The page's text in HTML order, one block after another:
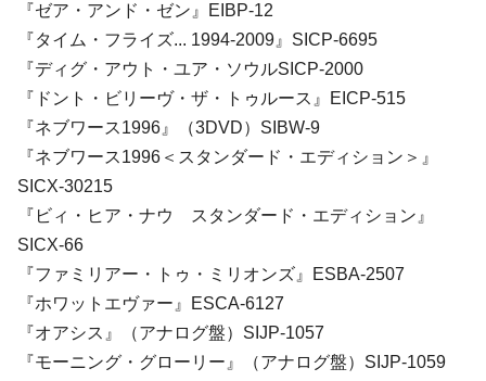
『ゼア・アンド・ゼン』EIBP-12
『タイム・フライズ... 1994-2009』SICP-6695
『ディグ・アウト・ユア・ソウルSICP-2000
『ドント・ビリーヴ・ザ・トゥルース』EICP-515
『ネブワース1996』（3DVD）SIBW-9
『ネブワース1996＜スタンダード・エディション＞』
SICX-30215
『ビィ・ヒア・ナウ スタンダード・エディション』
SICX-66
『ファミリアー・トゥ・ミリオンズ』ESBA-2507
『ホワットエヴァー』ESCA-6127
『オアシス』（アナログ盤）SIJP-1057
『モーニング・グローリー』（アナログ盤）SIJP-1059